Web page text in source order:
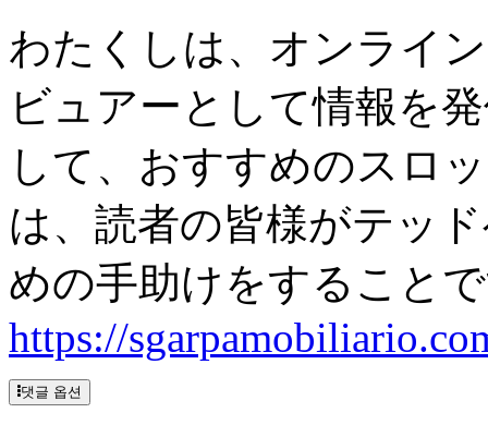
わたくしは、オンライ
ビュアーとして情報を
して、おすすめのスロ
は、読者の皆様がテッ
めの手助けをすること
https://
댓글 옵션